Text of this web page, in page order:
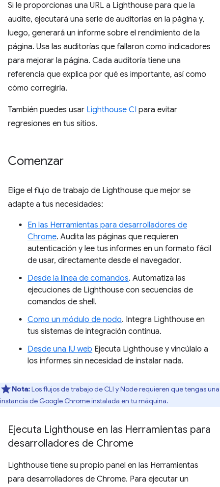
Si le proporcionas una URL a Lighthouse para que la
audite, ejecutará una serie de auditorías en la página y,
luego, generará un informe sobre el rendimiento de la
página. Usa las auditorías que fallaron como indicadores
para mejorar la página. Cada auditoría tiene una
referencia que explica por qué es importante, así como
cómo corregirla.
También puedes usar Lighthouse CI para evitar
regresiones en tus sitios.
Comenzar
Elige el flujo de trabajo de Lighthouse que mejor se
adapte a tus necesidades:
En las Herramientas para desarrolladores de
Chrome. Audita las páginas que requieren
autenticación y lee tus informes en un formato fácil
de usar, directamente desde el navegador.
Desde la línea de comandos. Automatiza las
ejecuciones de Lighthouse con secuencias de
comandos de shell.
Como un módulo de nodo. Integra Lighthouse en
tus sistemas de integración continua.
Desde una IU web Ejecuta Lighthouse y vincúlalo a
los informes sin necesidad de instalar nada.
Nota:Los flujos de trabajo de CLI y Node requieren que tengas una
instancia de Google Chrome instalada en tu máquina.
Ejecuta Lighthouse en las Herramientas para
desarrolladores de Chrome
Lighthouse tiene su propio panel en las Herramientas
para desarrolladores de Chrome. Para ejecutar un